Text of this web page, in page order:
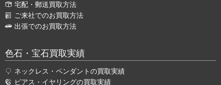
宅配・郵送買取方法
ご来社でのお買取方法
出張でのお買取方法
色石・宝石買取実績
ネックレス・ペンダントの買取実績
ピアス・イヤリングの買取実績